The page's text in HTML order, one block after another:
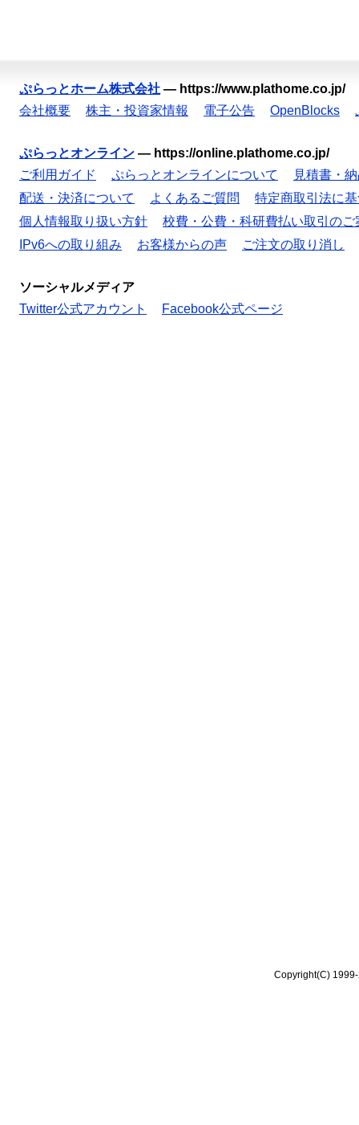
ぷらっとホーム株式会社 — https://www.plathome.co.jp/
会社概要
株主・投資家情報 電子公告 OpenBlocks
ぷらっとオンライン — https://online.plathome.co.jp/
ご利用ガイド
ぷらっとオンラインについて
見積書・
配送・決済について
よくあるご質問
特定商取引法に
個人情報取り扱い方針
校費・公費・科研費払い取引のご
IPv6への取り組み
お客様からの声 ご注文の取り消し
ソーシャルメディア
Twitter公式アカウント
Facebook公式ページ
Copyright(C)